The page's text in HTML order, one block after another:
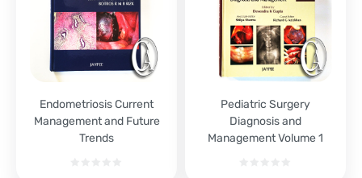
Endometriosis Current
Management and Future
Trends
Pediatric Surgery
Diagnosis and
Management Volume 1